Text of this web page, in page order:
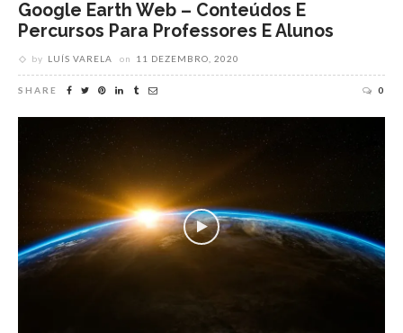
Google Earth Web – Conteúdos E
Percursos Para Professores E Alunos
by LUÍS VARELA on 11 DEZEMBRO, 2020
SHARE 0